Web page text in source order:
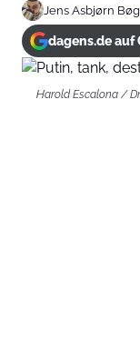
Jens Asbjørn
dagens.de auf
Harold Escalona /